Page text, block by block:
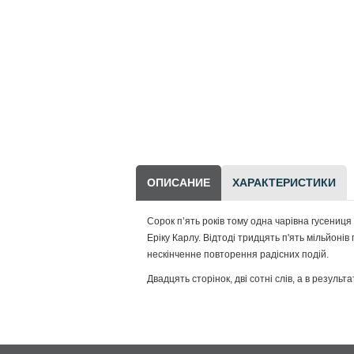
ОПИСАНИЕ ХАРАКТЕРИСТИКИ
Сорок п’ять років тому одна чарівна
Еріку Карлу. Відтоді тридцять п'ять
нескінченне повторення радісних подій.
Двадцять сторінок, дві сотні слів, а в